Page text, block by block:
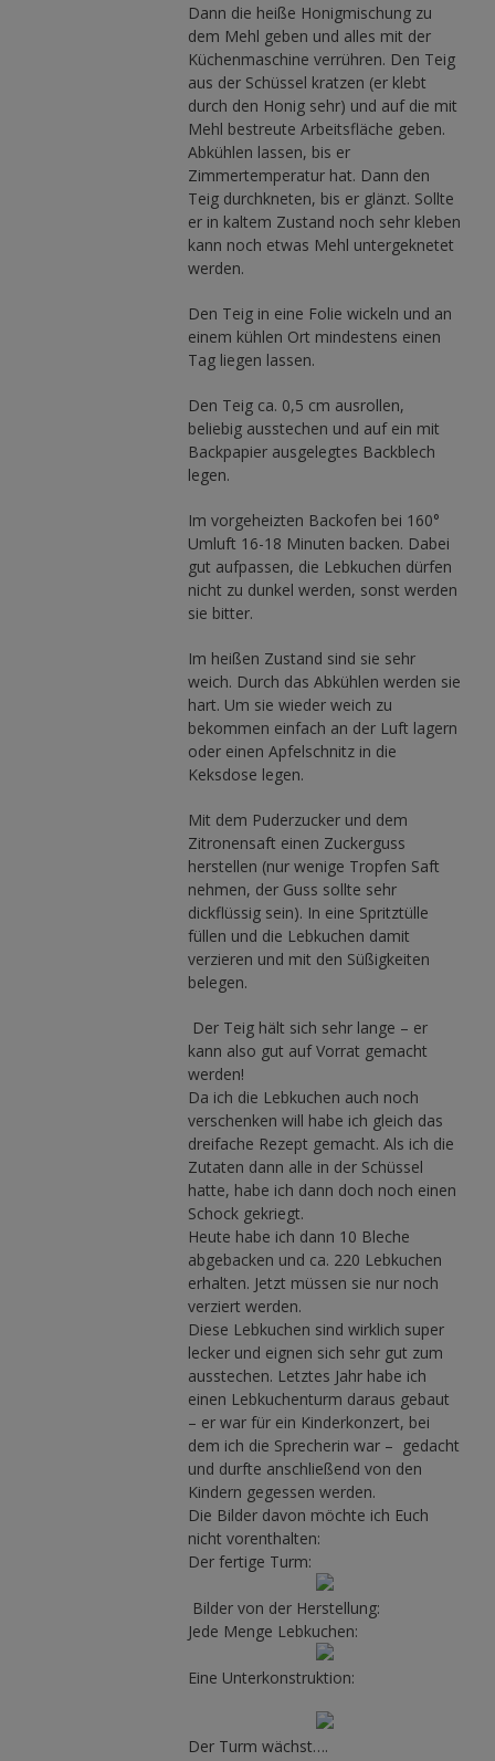
Dann die heiße Honigmischung zu
dem Mehl geben und alles mit der
Küchenmaschine verrühren. Den Teig
aus der Schüssel kratzen (er klebt
durch den Honig sehr) und auf die mit
Mehl bestreute Arbeitsfläche geben.
Abkühlen lassen, bis er
Zimmertemperatur hat. Dann den
Teig durchkneten, bis er glänzt. Sollte
er in kaltem Zustand noch sehr kleben
kann noch etwas Mehl untergeknetet
werden.
Den Teig in eine Folie wickeln und an
einem kühlen Ort mindestens einen
Tag liegen lassen.
Den Teig ca. 0,5 cm ausrollen,
beliebig ausstechen und auf ein mit
Backpapier ausgelegtes Backblech
legen.
Im vorgeheizten Backofen bei 160°
Umluft 16-18 Minuten backen. Dabei
gut aufpassen, die Lebkuchen dürfen
nicht zu dunkel werden, sonst werden
sie bitter.
Im heißen Zustand sind sie sehr
weich. Durch das Abkühlen werden sie
hart. Um sie wieder weich zu
bekommen einfach an der Luft lagern
oder einen Apfelschnitz in die
Keksdose legen.
Mit dem Puderzucker und dem
Zitronensaft einen Zuckerguss
herstellen (nur wenige Tropfen Saft
nehmen, der Guss sollte sehr
dickflüssig sein). In eine Spritztülle
füllen und die Lebkuchen damit
verzieren und mit den Süßigkeiten
belegen.
Der Teig hält sich sehr lange – er
kann also gut auf Vorrat gemacht
werden!
Da ich die Lebkuchen auch noch
verschenken will habe ich gleich das
dreifache Rezept gemacht. Als ich die
Zutaten dann alle in der Schüssel
hatte, habe ich dann doch noch einen
Schock gekriegt.
Heute habe ich dann 10 Bleche
abgebacken und ca. 220 Lebkuchen
erhalten. Jetzt müssen sie nur noch
verziert werden.
Diese Lebkuchen sind wirklich super
lecker und eignen sich sehr gut zum
ausstechen. Letztes Jahr habe ich
einen Lebkuchenturm daraus gebaut
– er war für ein Kinderkonzert, bei
dem ich die Sprecherin war – gedacht
und durfte anschließend von den
Kindern gegessen werden.
Die Bilder davon möchte ich Euch
nicht vorenthalten:
Der fertige Turm:
Bilder von der Herstellung:
Jede Menge Lebkuchen:
Eine Unterkonstruktion:
Der Turm wächst….